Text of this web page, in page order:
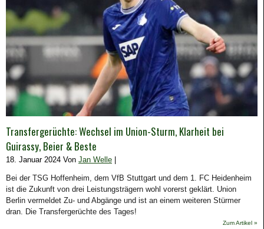
Transfergerüchte: Wechsel im Union-Sturm, Klarheit bei
Guirassy, Beier & Beste
18. Januar 2024 Von Jan Welle
Bei der TSG Hoffenheim, dem VfB Stuttgart und dem 1. FC Heidenheim
ist die Zukunft von drei Leistungsträgern wohl vorerst geklärt. Union
Berlin vermeldet Zu- und Abgänge und ist an einem weiteren Stürmer
dran. Die Transfergerüchte des Tages!
Zum Artikel »